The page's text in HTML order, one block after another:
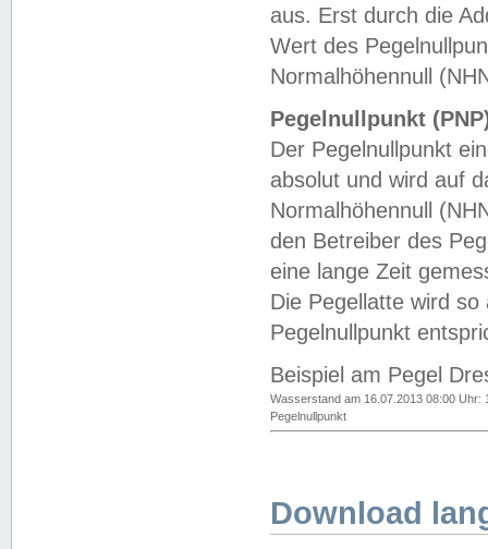
aus. Erst durch die
Wert des
Normalhöhennull
Pegelnullpunkt
Der Pegelnullpunkt
absolut und wird auf
Normalhöhennull
den Betreiber des
eine lange Zeit
Die Pegellatte wird
Pegelnullpunkt
Beispiel am Pegel
Wasserstand am 16.07.2013 08:00 Uhr:
Pegelnullpunkt
Download